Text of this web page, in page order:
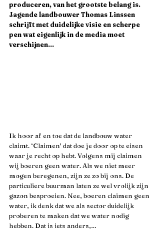
produceren, van het grootste belang is.
Jagende landbouwer Thomas Linssen
schrijft met duidelijke visie en scherpe
pen wat eigenlijk in de media moet
verschijnen...
Ik hoor af en toe dat de landbouw water
claimt. ‘Claimen’ dat doe je door op te eisen
waar je recht op hebt. Volgens mij claimen
wij boeren geen water. Als we niet meer
mogen beregenen, zijn ze zo bij ons. De
particuliere buurman laten ze wel vrolijk zijn
gazon besproeien. Nee, boeren claimen geen
water, ik denk dat we als sector duidelijk
proberen te maken dat we water nodig
hebben. Dat is iets anders,…